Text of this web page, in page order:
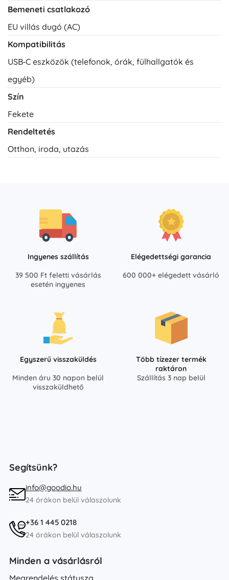
Bemeneti csatlakozó
EU villás dugó (AC)
Kompatibilitás
USB‑C eszközök (telefonok, órák, fülhallgatók és
egyéb)
Szín
Fekete
Rendeltetés
Otthon, iroda, utazás
Ingyenes szállítás
39 500 Ft feletti vásárlás
esetén ingyenes
Elégedettségi garancia
600 000+ elégedett vásárló
Egyszerű visszaküldés
Minden áru 30 napon belül
visszaküldhető
Több tízezer termék
raktáron
Szállítás 3 nap belül
Segítsünk?
info@goodio.hu
24 órákon belül válaszolunk
+36 1 445 0218
24 órákon belül válaszolunk
Minden a vásárlásról
Megrendelés státusza